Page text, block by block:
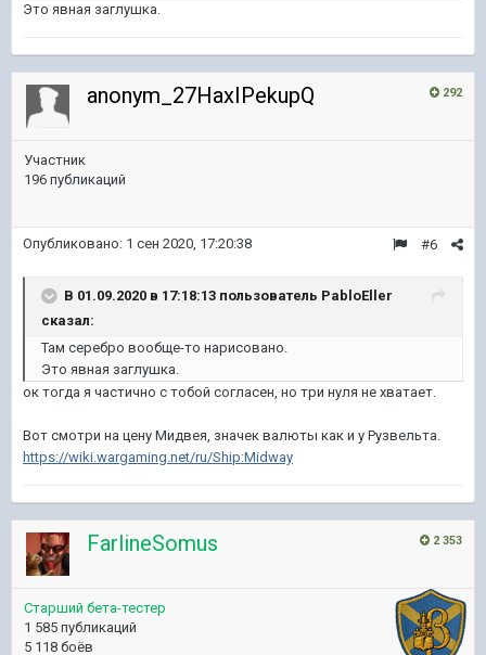
Это явная заглушка.
292
anonym_27HaxIPekupQ
Участник
196 публикаций
#6
Опубликовано: 1 сен 2020, 17:20:38
В 01.09.2020 в 17:18:13 пользователь PabloEller
сказал:
Там серебро вообще-то нарисовано.
Это явная заглушка.
ок тогда я частично с тобой согласен, но три нуля не хватает.
Вот смотри на цену Мидвея, значек валюты как и у Рузвельта.
https://wiki.wargaming.net/ru/Ship:Midway
2 353
FarlineSomus
Старший бета-тестер
1 585 публикаций
5 118 боёв